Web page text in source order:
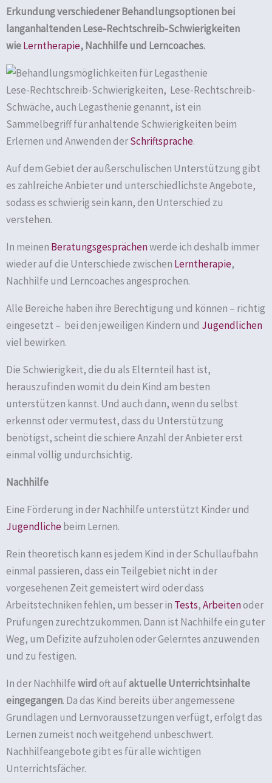
Erkundung verschiedener Behandlungsoptionen bei
langanhaltenden Lese-Rechtschreib-Schwierigkeiten
wieLerntherapie, Nachhilfe und Lerncoaches.
Lese-Rechtschreib-Schwierigkeiten, Lese-Rechtschreib-
Schwäche, auch Legasthenie genannt, ist ein
Sammelbegriff für anhaltende Schwierigkeiten beim
Erlernen und Anwenden derSchriftsprache.
Auf dem Gebiet der außerschulischen Unterstützung gibt
es zahlreiche Anbieter und unterschiedlichste Angebote,
sodass es schwierig sein kann, den Unterschied zu
verstehen.
In meinen Beratungsgesprächenwerde ich deshalb immer
wieder auf die Unterschiede zwischen Lerntherapie,
Nachhilfe und Lerncoaches angesprochen.
Alle Bereiche haben ihre Berechtigung und können – richtig
eingesetzt – bei den jeweiligen Kindern und Jugendlichen
viel bewirken.
Die Schwierigkeit, die du als Elternteil hast ist,
herauszufinden womit du dein Kind am besten
unterstützen kannst. Und auch dann, wenn du selbst
erkennst oder vermutest, dass du Unterstützung
benötigst, scheint die schiere Anzahl der Anbieter erst
einmal völlig undurchsichtig.
Nachhilfe
Eine Förderung in der Nachhilfe unterstützt Kinder und
Jugendlichebeim Lernen.
Rein theoretisch kann es jedem Kind in der Schullaufbahn
einmal passieren, dass ein Teilgebiet nicht in der
vorgesehenen Zeit gemeistert wird oder dass
Arbeitstechniken fehlen, um besser in Tests,Arbeitenoder
Prüfungen zurechtzukommen. Dann ist Nachhilfe ein guter
Weg, um Defizite aufzuholen oder Gelerntes anzuwenden
und zu festigen.
In der Nachhilfewirdoft aufaktuelle Unterrichtsinhalte
eingegangen. Da das Kind bereits über angemessene
Grundlagen und Lernvoraussetzungen verfügt, erfolgt das
Lernen zumeist noch weitgehend unbeschwert.
Nachhilfeangebote gibt es für alle wichtigen
Unterrichtsfächer.